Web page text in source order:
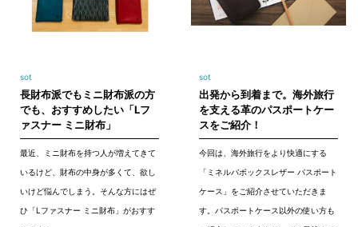
sot
長財布派でもミニ財布派の方
でも、おすすめしたい「Lフ
ァスナー ミニ財布」
最近、ミニ財布を持つ人が増えてきて
いるけど、財布の中身が多くて、欲し
いけど悩んでしまう。そんな方にはぜ
ひ「Lファスナー ミニ財布」がおすす
sot
出発から到着まで。海外旅行
を支える革のパスポートケー
スをご紹介！
今回は、海外旅行をより快適にする
「ミネルバボックスレザー パスポート
ケース」をご紹介させていただきま
す。パスポートケース以外の使い方も